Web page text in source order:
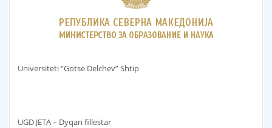
Universiteti “Gotse Delchev” Shtip
UGD JETA – Dyqan fillestar